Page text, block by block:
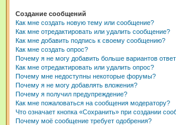
Создание сообщений
Как мне создать новую тему или сообщение?
Как мне отредактировать или удалить сообщение?
Как мне добавить подпись к своему сообщению?
Как мне создать опрос?
Почему я не могу добавить больше вариантов
Как мне отредактировать или удалить опрос?
Почему мне недоступны некоторые форумы?
Почему я не могу добавлять вложения?
Почему я получил предупреждение?
Как мне пожаловаться на сообщения модератору?
Что означает кнопка «Сохранить» при создании
Почему моё сообщение требует одобрения?